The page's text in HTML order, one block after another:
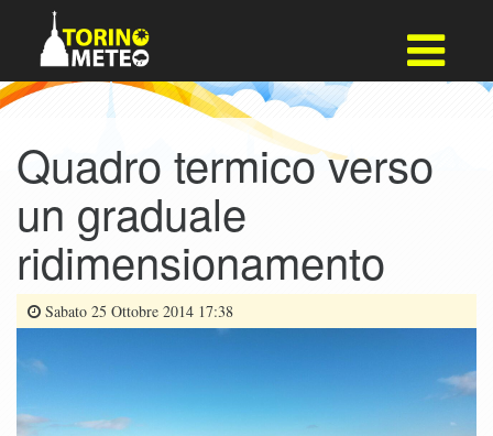
Quadro termico verso
un graduale
ridimensionamento
Sabato 25 Ottobre 2014 17:38